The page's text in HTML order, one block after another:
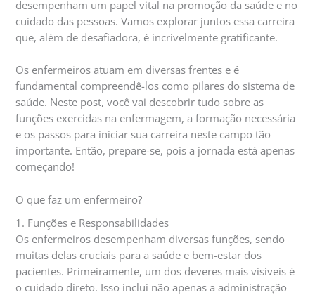
desempenham um papel vital na promoção da saúde e no
cuidado das pessoas. Vamos explorar juntos essa carreira
que, além de desafiadora, é incrivelmente gratificante.
Os enfermeiros atuam em diversas frentes e é
fundamental compreendê-los como pilares do sistema de
saúde. Neste post, você vai descobrir tudo sobre as
funções exercidas na enfermagem, a formação necessária
e os passos para iniciar sua carreira neste campo tão
importante. Então, prepare-se, pois a jornada está apenas
começando!
O que faz um enfermeiro?
1. Funções e Responsabilidades
Os enfermeiros desempenham diversas funções, sendo
muitas delas cruciais para a saúde e bem-estar dos
pacientes. Primeiramente, um dos deveres mais visíveis é
o cuidado direto. Isso inclui não apenas a administração